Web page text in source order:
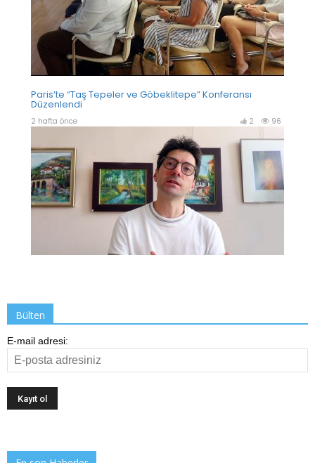
Bülten
E-mail adresi: